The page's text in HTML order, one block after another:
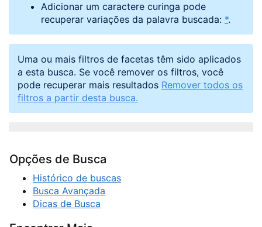
Adicionar um caractere curinga pode
recuperar variações da palavra buscada: *.
Uma ou mais filtros de facetas têm sido aplicados
a esta busca. Se você remover os filtros, você
pode recuperar mais resultados Remover todos os
filtros a partir desta busca.
Opções de Busca
Histórico de buscas
Busca Avançada
Dicas de Busca